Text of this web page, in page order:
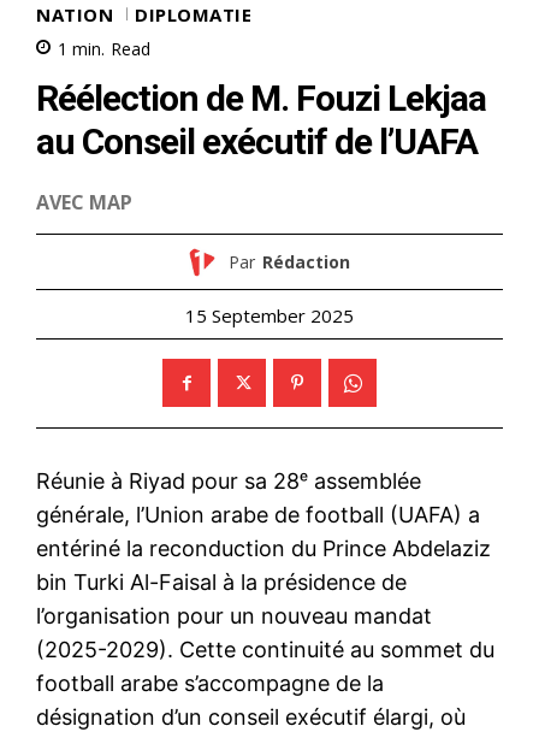
NATION DIPLOMATIE
1 min. Read
Réélection de M. Fouzi Lekjaa
au Conseil exécutif de l’UAFA
AVEC MAP
Par Rédaction
15 September 2025
Réunie à Riyad pour sa 28ᵉ assemblée
générale, l’Union arabe de football (UAFA) a
entériné la reconduction du Prince Abdelaziz
bin Turki Al-Faisal à la présidence de
l’organisation pour un nouveau mandat
(2025-2029). Cette continuité au sommet du
football arabe s’accompagne de la
désignation d’un conseil exécutif élargi, où